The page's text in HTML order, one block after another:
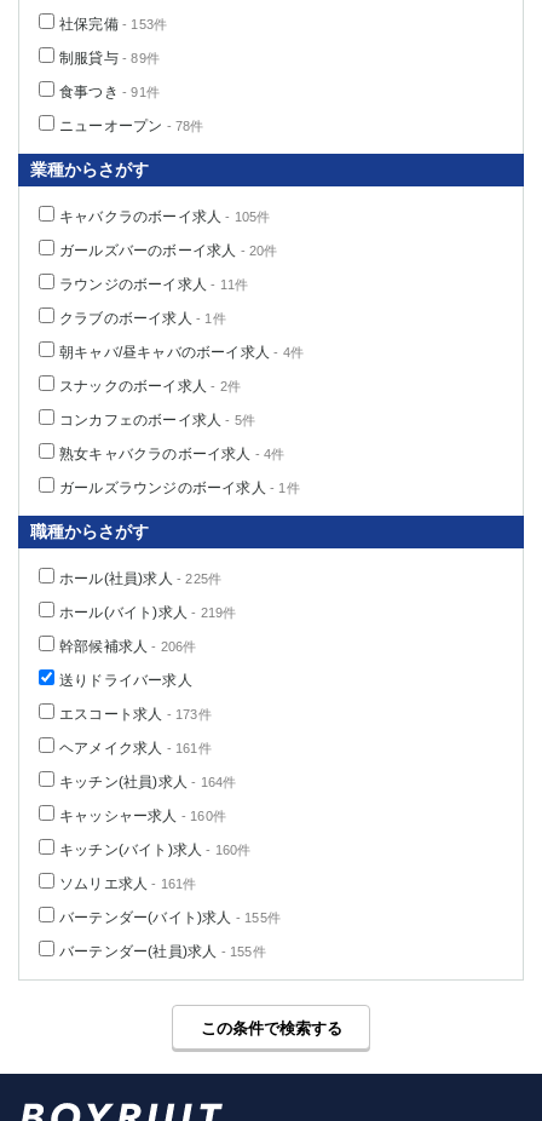
社保完備- 153件
制服貸与- 89件
食事つき - 91件
ニューオープン - 78件
業種からさがす
キャバクラのボーイ求人 - 105件
ガールズバーのボーイ求人 - 20件
ラウンジのボーイ求人 - 11件
クラブのボーイ求人 - 1件
朝キャバ/昼キャバのボーイ求人 - 4件
スナックのボーイ求人 - 2件
コンカフェのボーイ求人 - 5件
熟女キャバクラのボーイ求人 - 4件
ガールズラウンジのボーイ求人 - 1件
職種からさがす
ホール(社員)求人 - 225件
ホール(バイト)求人 - 219件
幹部候補求人 - 206件
送りドライバー求人
エスコート求人 - 173件
ヘアメイク求人 - 161件
キッチン(社員)求人 - 164件
キャッシャー求人 - 160件
キッチン(バイト)求人 - 160件
ソムリエ求人 - 161件
バーテンダー(バイト)求人 - 155件
バーテンダー(社員)求人 - 155件
この条件で検索する